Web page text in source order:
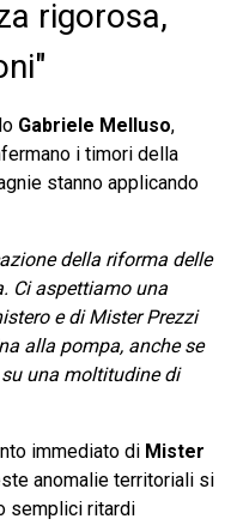
rigorosa,
Gabriele Melluso,
i timori della
stanno applicando
della riforma delle
Ci aspettiamo una
e di Mister Prezzi
alla pompa, anche se
una moltitudine di
immediato di Mister
anomalie territoriali si
semplici ritardi